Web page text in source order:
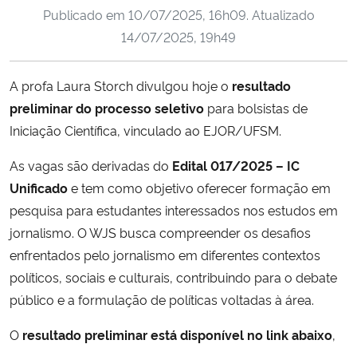
Ministério da Cidadania
Ministério de Minas e Energia
Ministério da Ciência, Tecnologia, Inovações e Comunicações
Ministério do Meio Ambiente
Ministério do Desenvolvimento Regional
Controladoria-Geral da União
Publicado em 10/07/2025, 16h09. Atualizado
14/07/2025, 19h49
A profa Laura Storch divulgou hoje o resultado
preliminar do processo seletivo para bolsistas de
Iniciação Científica, vinculado ao EJOR/UFSM.
As vagas são derivadas do Edital 017/2025 – IC
Unificadoe tem como objetivo oferecer formação em
pesquisa para estudantes interessados nos estudos em
jornalismo. O WJS busca compreender os desafios
enfrentados pelo jornalismo em diferentes contextos
políticos, sociais e culturais, contribuindo para o debate
público e a formulação de políticas voltadas à área.
O resultado preliminar está disponível no link abaixo,